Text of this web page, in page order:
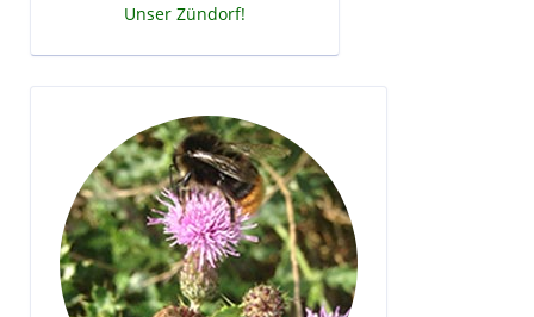
Unser Zündorf!